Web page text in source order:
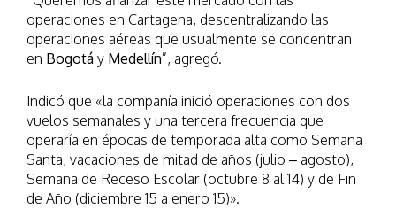
operaciones en Cartagena, descentralizando las
operaciones aéreas que usualmente se concentran
en Bogotá y Medellín”, agregó.
Indicó que «la compañía inició operaciones con dos
vuelos semanales y una tercera frecuencia que
operaría en épocas de temporada alta como Semana
Santa, vacaciones de mitad de años (julio – agosto),
Semana de Receso Escolar (octubre 8 al 14) y de Fin
de Año (diciembre 15 a enero 15)».